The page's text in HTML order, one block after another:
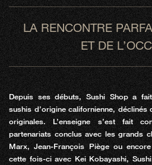
LA RENCONTRE
ET DE
Depuis ses débuts, Sushi Shop a
sushis d’origine californienne,
originales. L’enseigne s’est fait
partenariats conclus avec les grands
Marx, Jean-François Piège ou
cette fois-ci avec Kei Kobayashi,